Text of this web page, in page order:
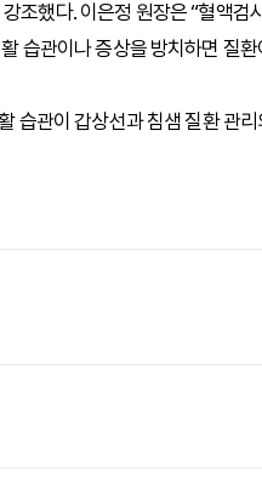
조했다. 이은정 원장은 “혈액
습관이나 증상을 방치하면 질
습관이 갑상선과 침샘 질환 관